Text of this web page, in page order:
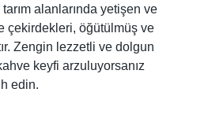
alanlarında yetişen ve
çekirdekleri, öğütülmüş ve
Zengin lezzetli ve dolgun
keyfi arzuluyorsanız
edin.